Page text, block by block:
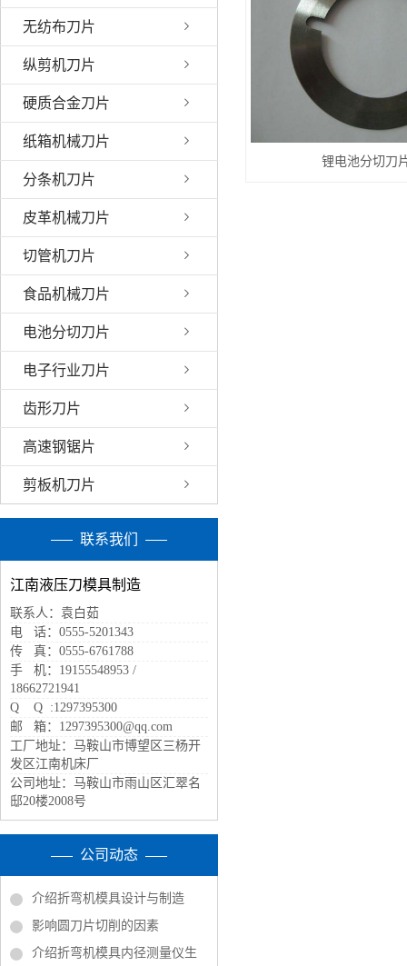
无纺布刀片
纵剪机刀片
硬质合金刀片
纸箱机械刀片
分条机刀片
皮革机械刀片
切管机刀片
食品机械刀片
电池分切刀片
电子行业刀片
齿形刀片
高速钢锯片
剪板机刀片
联系我们
江南液压刀模具制造
联系人：袁白茹
电 话：0555-5201343
传 真：0555-6761788
手 机：19155548953 /
18662721941
Q Q :1297395300
邮 箱：1297395300@qq.com
工厂地址：马鞍山市博望区三杨开
发区江南机床厂
公司地址：马鞍山市雨山区汇翠名
邸20楼2008号
公司动态
介绍折弯机模具设计与制造
影响圆刀片切削的因素
介绍折弯机模具内径测量仪生
锂电池分切刀